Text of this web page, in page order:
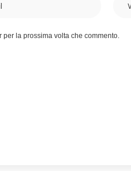
la prossima volta che commento.